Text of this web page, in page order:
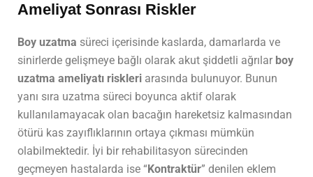
Ameliyat Sonrası Riskler
Boy uzatma süreci içerisinde kaslarda, damarlarda ve
sinirlerde gelişmeye bağlı olarak akut şiddetli ağrılar boy
uzatma ameliyatı riskleri arasında bulunuyor. Bunun
yanı sıra uzatma süreci boyunca aktif olarak
kullanılamayacak olan bacağın hareketsiz kalmasından
ötürü kas zayıflıklarının ortaya çıkması mümkün
olabilmektedir. İyi bir rehabilitasyon sürecinden
geçmeyen hastalarda ise “Kontraktür” denilen eklem